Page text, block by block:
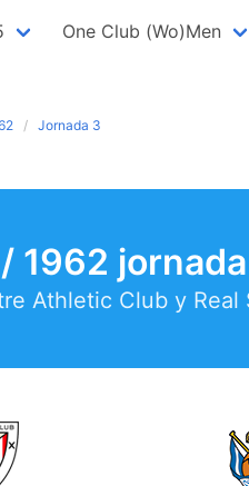
One Club (Wo)Men
Jornada 3
1962
Athletic Club y Real